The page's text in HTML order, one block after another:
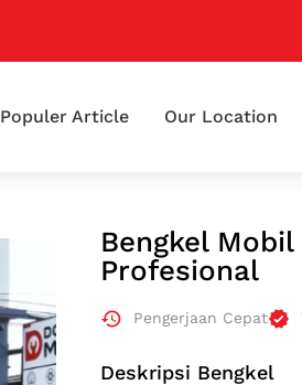
Populer Article Our Location
Bengkel
Profesional
Pengerjaan Cepat
Deskripsi Bengkel